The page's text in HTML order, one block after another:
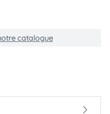
catalogue